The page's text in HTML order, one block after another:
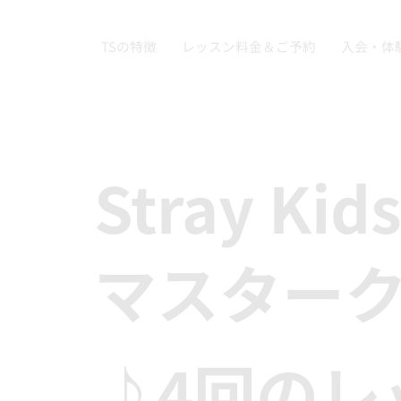
TSの特徴 レッスン料金＆ご予約 入会・体
Stray
マスター